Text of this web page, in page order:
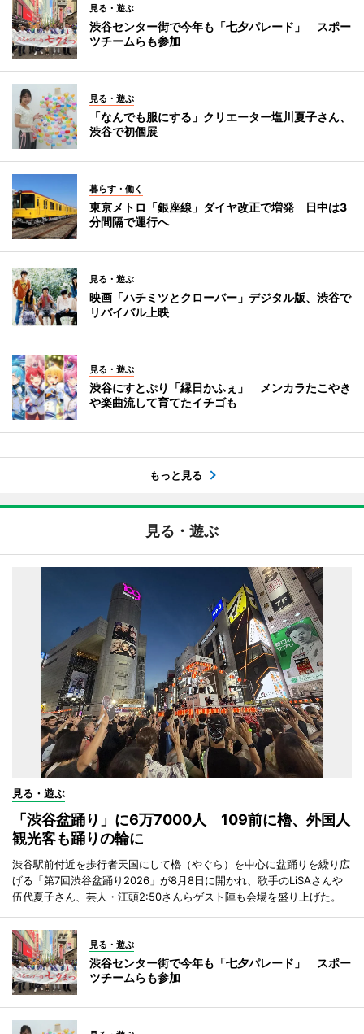
見る・遊ぶ
渋谷センター街で今年も「七夕パレード」 スポー
ツチームらも参加
見る・遊ぶ
「なんでも服にする」クリエーター塩川夏子さん、
渋谷で初個展
暮らす・働く
東京メトロ「銀座線」ダイヤ改正で増発 日中は3
分間隔で運行へ
見る・遊ぶ
映画「ハチミツとクローバー」デジタル版、渋谷で
リバイバル上映
見る・遊ぶ
渋谷にすとぷり「縁日かふぇ」 メンカラたこやき
や楽曲流して育てたイチゴも
もっと見る
見る・遊ぶ
見る・遊ぶ
「渋谷盆踊り」に6万7000人 109前に櫓、外国人
観光客も踊りの輪に
渋谷駅前付近を歩行者天国にして櫓（やぐら）を中心に盆踊りを繰り広
げる「第7回渋谷盆踊り2026」が8月8日に開かれ、歌手のLiSAさんや
伍代夏子さん、芸人・江頭2:50さんらゲスト陣も会場を盛り上げた。
見る・遊ぶ
渋谷センター街で今年も「七夕パレード」 スポー
ツチームらも参加